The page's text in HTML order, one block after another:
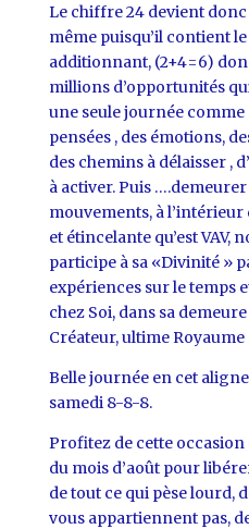
Le chiffre 24 devient
même puisqu’il contient
additionnant, (2+4=6)
millions d’opportunités
une seule journée
pensées , des émotions,
des chemins à délaisser ,
à activer. Puis
mouvements, à
et étincelante qu’est
participe à sa «Divinité »
expériences sur le temps
chez Soi, dans sa
Créateur, ultime
Belle journée en cet
samedi 8-8-8.
Profitez de cette
du mois d’août pour
de tout ce qui pèse lourd,
vous appartiennent pas,